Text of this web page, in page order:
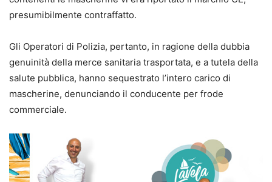
presumibilmente contraffatto.
Gli Operatori di Polizia, pertanto, in ragione della dubbia
genuinità della merce sanitaria trasportata, e a tutela della
salute pubblica, hanno sequestrato l’intero carico di
mascherine, denunciando il conducente per frode
commerciale.